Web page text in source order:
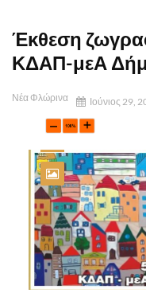
Έκθεση
ΚΔΑΠ-μεΑ
Νέα Φλώρινα Ιούνιος 29,